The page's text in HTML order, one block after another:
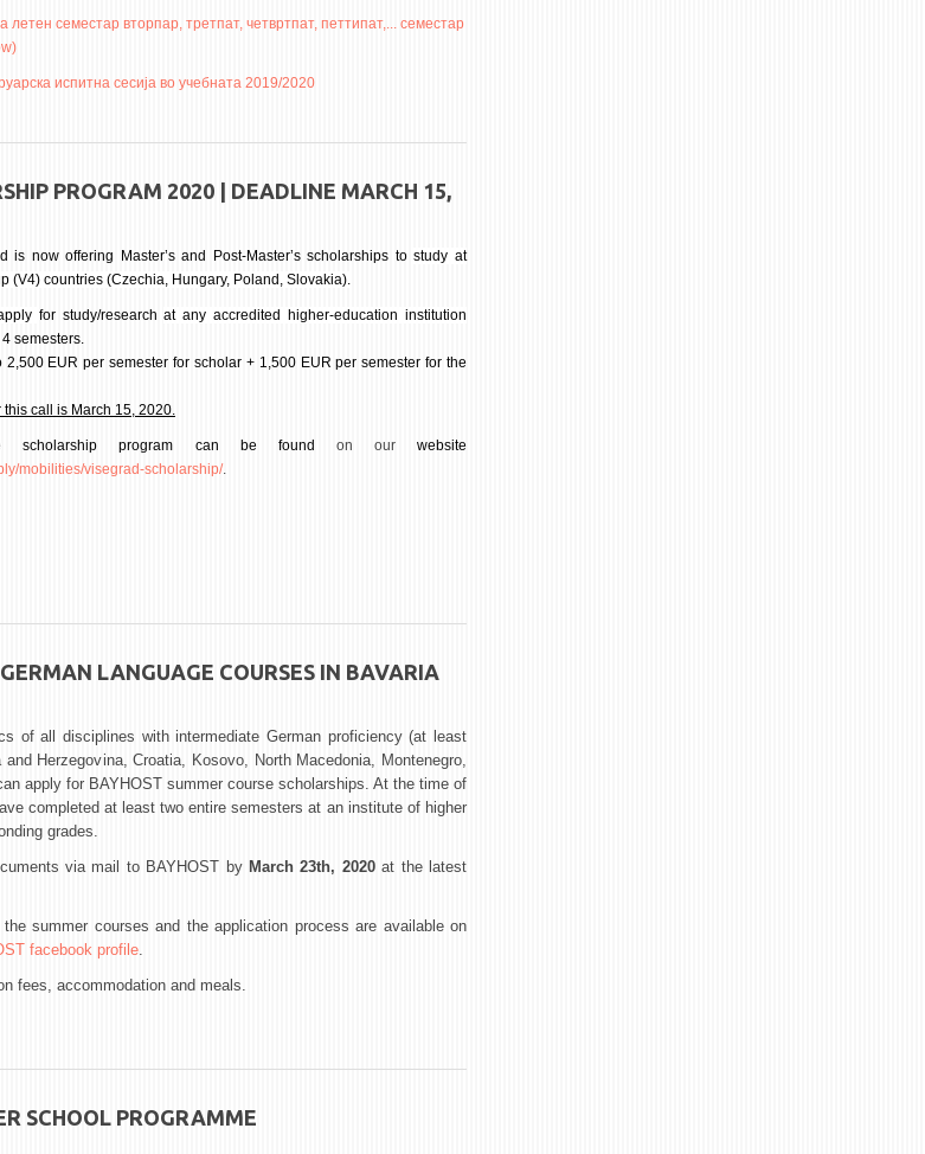
семестар вторпар, третпат, четвртпат, петтипат,... семестар
испитна сесија во учебната 2019/2020
PROGRAM 2020 | DEADLINE MARCH 15,
is now offering Master’s and Post-Master’s scholarships tostudy at
(V4) countries (Czechia, Hungary, Poland, Slovakia).
for study/researchat any accredited higher-education institution
semesters.
EUR per semester for scholar + 1,500 EUR per semester for the
call is March 15, 2020.
scholarship program can be found on ourwebsite
mobilities/visegrad-scholarship/.
LANGUAGE COURSES IN BAVARIA
of all disciplines with intermediate German proficiency (at least
Herzegovina, Croatia, Kosovo, North Macedonia, Montenegro,
apply for BAYHOST summer course scholarships. At the time of
completed at least two entire semesters at an institute of higher
grades.
via mail to BAYHOST by March 23th, 2020at the latest
the summer courses and the application process are available on
facebook profile.
fees, accommodation and meals.
SCHOOL PROGRAMME